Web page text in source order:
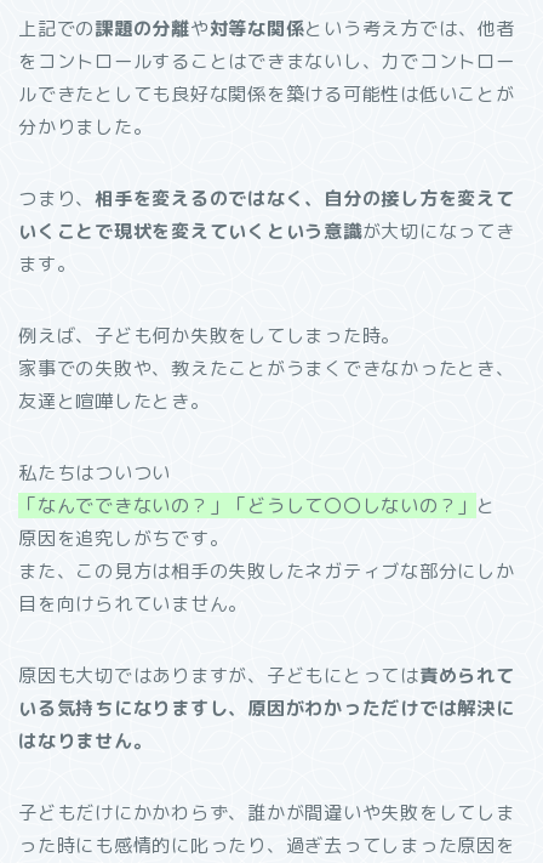
上記での課題の分離や対等な関係という考え方では、他者
をコントロールすることはできまないし、力でコントロー
ルできたとしても良好な関係を築ける可能性は低いことが
分かりました。
つまり、相手を変えるのではなく、自分の接し方を変えて
いくことで現状を変えていくという意識が大切になってき
ます。
例えば、子ども何か失敗をしてしまった時。
家事での失敗や、教えたことがうまくできなかったとき、
友達と喧嘩したとき。
私たちはついつい
「なんでできないの？」「どうして〇〇しないの？」 と
原因を追究しがちです。
また、この見方は相手の失敗したネガティブな部分にしか
目を向けられていません。
原因も大切ではありますが、子どもにとっては責められて
いる気持ちになりますし、原因がわかっただけでは解決に
はなりません。
子どもだけにかかわらず、誰かが間違いや失敗をしてしま
った時にも感情的に叱ったり、過ぎ去ってしまった原因を